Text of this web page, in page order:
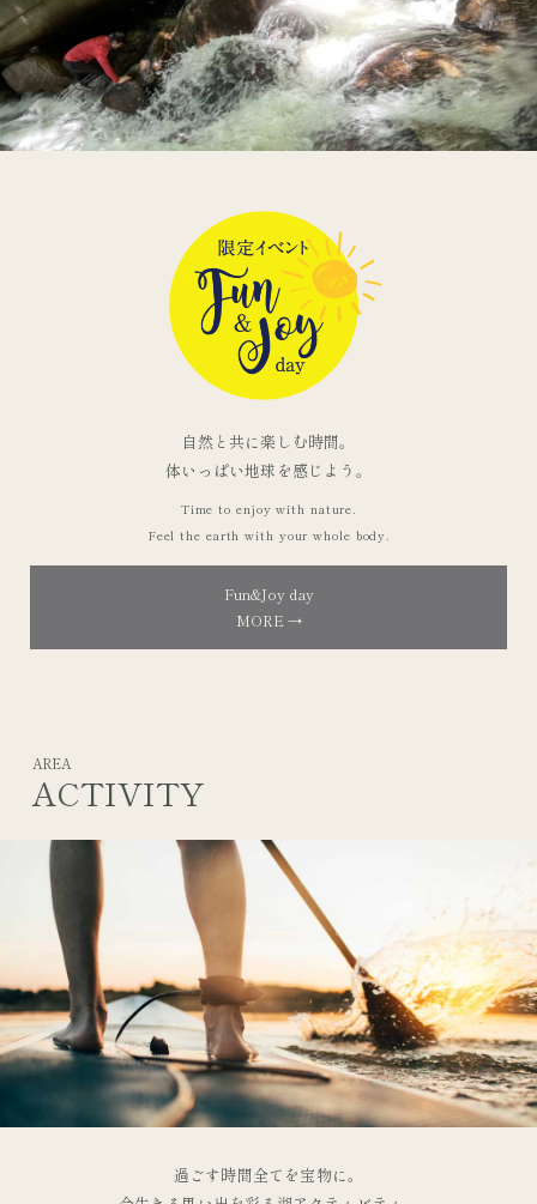
自然と共に楽しむ時間。
体いっぱい地球を感じよう。
Time to enjoy with nature.
Feel the earth with your whole body.
Fun&Joy day
MORE →
AREA
ACTIVITY
過ごす時間全てを宝物に。